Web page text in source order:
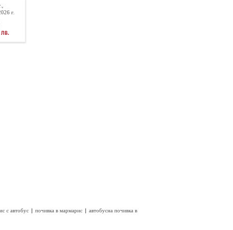
г.
лв.
с автобус | почивка в мармарис | автобусна почивка в